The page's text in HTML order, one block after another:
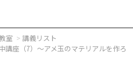
室
講義リスト
講座（7）～アメ玉のマテリアルを作ろ